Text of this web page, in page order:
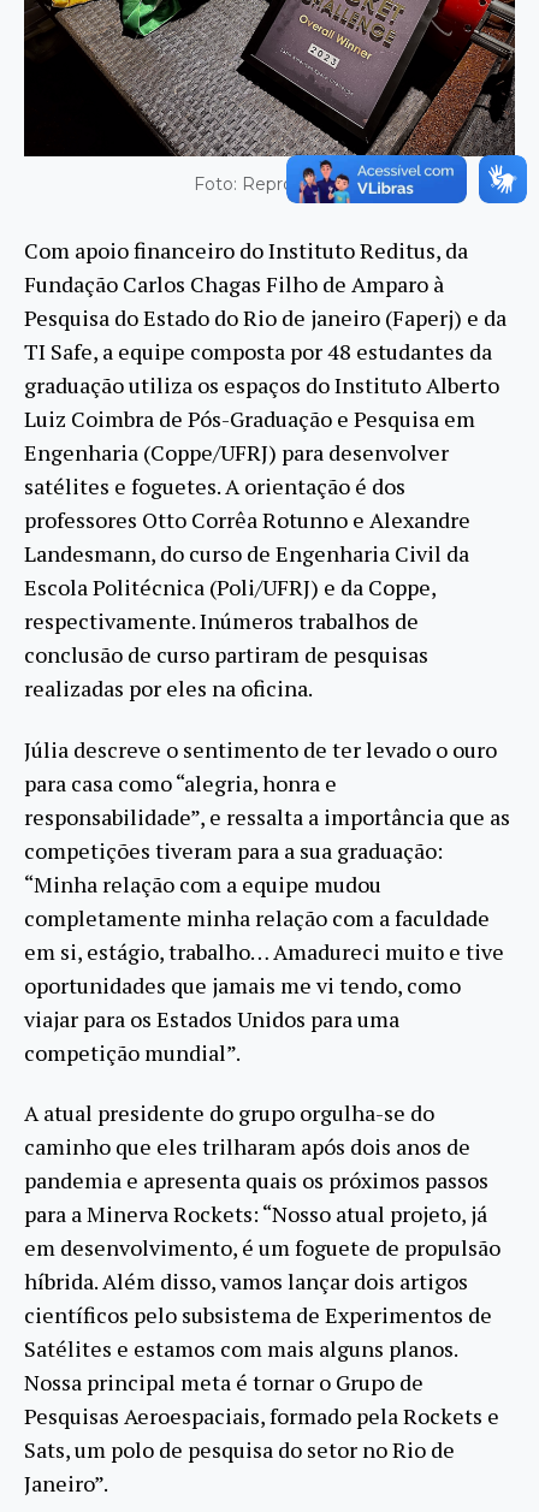
Foto: Reprodução
Com apoio financeiro do Instituto Reditus, da
Fundação Carlos Chagas Filho de Amparo à
Pesquisa do Estado do Rio de janeiro (Faperj) e da
TI Safe, a equipe composta por 48 estudantes da
graduação utiliza os espaços do Instituto Alberto
Luiz Coimbra de Pós-Graduação e Pesquisa em
Engenharia (Coppe/UFRJ) para desenvolver
satélites e foguetes. A orientação é dos
professores Otto Corrêa Rotunno e Alexandre
Landesmann, do curso de Engenharia Civil da
Escola Politécnica (Poli/UFRJ) e da Coppe,
respectivamente. Inúmeros trabalhos de
conclusão de curso partiram de pesquisas
realizadas por eles na oficina.
Júlia descreve o sentimento de ter levado o ouro
para casa como “alegria, honra e
responsabilidade”, e ressalta a importância que as
competições tiveram para a sua graduação:
“Minha relação com a equipe mudou
completamente minha relação com a faculdade
em si, estágio, trabalho… Amadureci muito e tive
oportunidades que jamais me vi tendo, como
viajar para os Estados Unidos para uma
competição mundial”.
A atual presidente do grupo orgulha-se do
caminho que eles trilharam após dois anos de
pandemia e apresenta quais os próximos passos
para a Minerva Rockets: “Nosso atual projeto, já
em desenvolvimento, é um foguete de propulsão
híbrida. Além disso, vamos lançar dois artigos
científicos pelo subsistema de Experimentos de
Satélites e estamos com mais alguns planos.
Nossa principal meta é tornar o Grupo de
Pesquisas Aeroespaciais, formado pela Rockets e
Sats, um polo de pesquisa do setor no Rio de
Janeiro”.